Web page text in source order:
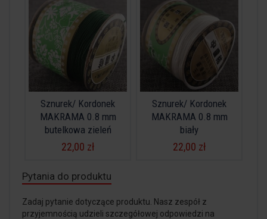
Sznurek/ Kordonek
MAKRAMA 0.8 mm
butelkowa zieleń
22,00 zł
Sznurek/ Kordonek
MAKRAMA 0.8 mm
biały
22,00 zł
Pytania do produktu
Zadaj pytanie dotyczące produktu. Nasz zespół z
przyjemnością udzieli szczegółowej odpowiedzi na